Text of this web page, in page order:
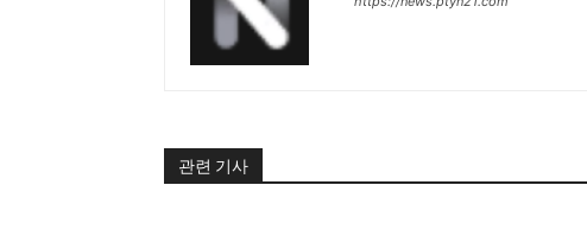
관련 기사